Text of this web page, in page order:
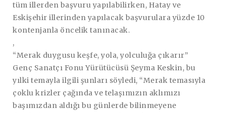
tüm illerden başvuru yapılabilirken, Hatay ve
Eskişehir illerinden yapılacak başvurulara yüzde 10
kontenjanla öncelik tanınacak.
,
“Merak duygusu keşfe, yola, yolculuğa çıkarır”
Genç Sanatçı Fonu Yürütücüsü Şeyma Keskin, bu
yılki temayla ilgili şunları söyledi, “Merak temasıyla
çoklu krizler çağında ve telaşımızın aklımızı
başımızdan aldığı bu günlerde bilinmeyene